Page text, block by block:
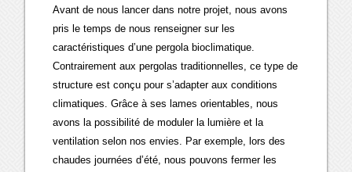
Avant de nous lancer dans notre projet, nous avons
pris le temps de nous renseigner sur les
caractéristiques d’une pergola bioclimatique.
Contrairement aux pergolas traditionnelles, ce type de
structure est conçu pour s’adapter aux conditions
climatiques. Grâce à ses lames orientables, nous
avons la possibilité de moduler la lumière et la
ventilation selon nos envies. Par exemple, lors des
chaudes journées d’été, nous pouvons fermer les